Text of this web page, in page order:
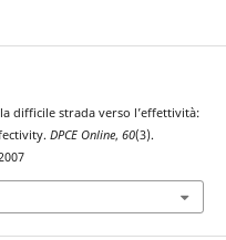
difficile strada verso l’effettività:
DPCE Online, 60(3).